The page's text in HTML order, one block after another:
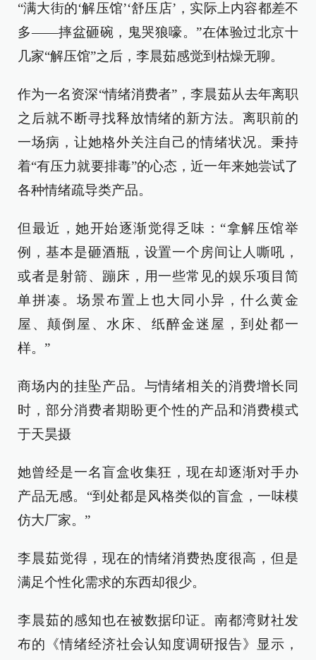
“满大街的‘解压馆’‘舒压店’，实际上内容都差不
多——摔盆砸碗，鬼哭狼嚎。”在体验过北京十
几家“解压馆”之后，李晨茹感觉到枯燥无聊。
作为一名资深“情绪消费者”，李晨茹从去年离职
之后就不断寻找释放情绪的新方法。离职前的
一场病，让她格外关注自己的情绪状况。秉持
着“有压力就要排毒”的心态，近一年来她尝试了
各种情绪疏导类产品。
但最近，她开始逐渐觉得乏味：“拿解压馆举
例，基本是砸酒瓶，设置一个房间让人嘶吼，
或者是射箭、蹦床，用一些常见的娱乐项目简
单拼凑。场景布置上也大同小异，什么黄金
屋、颠倒屋、水床、纸醉金迷屋，到处都一
样。”
商场内的挂坠产品。与情绪相关的消费增长同
时，部分消费者期盼更个性的产品和消费模式
于天昊摄
她曾经是一名盲盒收集狂，现在却逐渐对手办
产品无感。“到处都是风格类似的盲盒，一味模
仿大厂家。”
李晨茹觉得，现在的情绪消费热度很高，但是
满足个性化需求的东西却很少。
李晨茹的感知也在被数据印证。南都湾财社发
布的《情绪经济社会认知度调研报告》显示，